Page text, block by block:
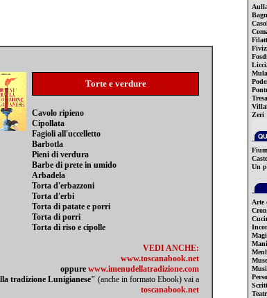
Torte e verdure
Cavolo ripieno
Cipollata
Fagioli all'uccelletto
Barbotla
Pieni di verdura
Barbe di prete in umido
Arbadela
Torta d'erbazzoni
Torta d'erbi
Torta di patate e porri
Torta di porri
Torta di riso e cipolle
VEDI ANCHE:
www.toscanabook.net
oppure www.imenudellatradizione.com
tradizione Lunigianese" (anche in formato Ebook) vai a
toscanabook.net
Zeri
Un
Arte